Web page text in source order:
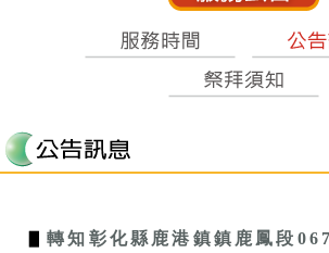
▋轉知彰化縣鹿港鎮鎮鹿鳳段